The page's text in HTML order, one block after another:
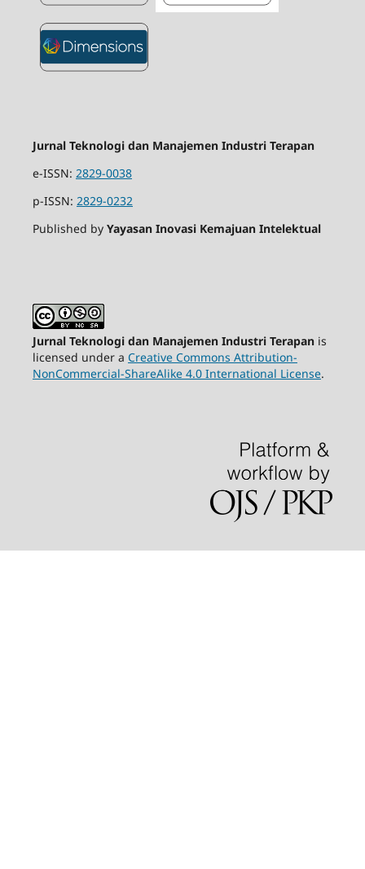
Jurnal Teknologi dan Manajemen Industri Terapan
e-ISSN: 2829-0038
p-ISSN: 2829-0232
Published by Yayasan Inovasi Kemajuan Intelektual
Jurnal Teknologi dan Manajemen Industri Terapanis
licensed under a Creative Commons Attribution-
NonCommercial-ShareAlike 4.0 International License.